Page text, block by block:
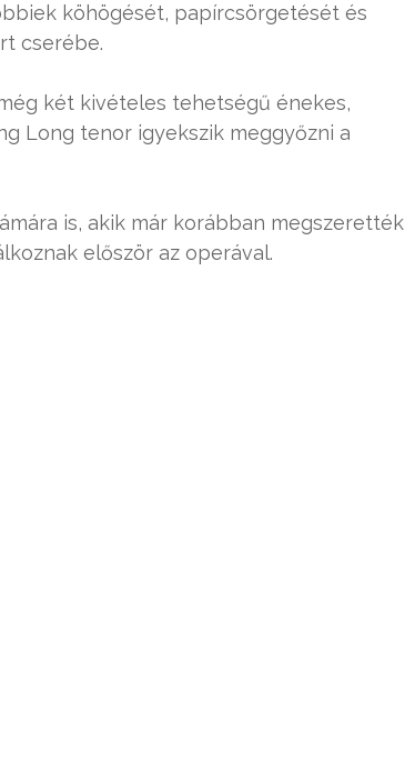
köhögését, papírcsörgetését és
cserébe.
két kivételes tehetségű énekes,
Long tenor igyekszik meggyőzni a
is, akik már korábban megszerették
először az operával.